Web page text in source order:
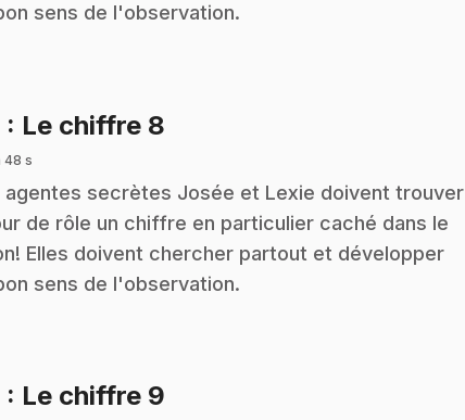
sens de l'observation.
: Le chiffre 8
48 s
agentes secrètes Josée et Lexie doivent trouver
de rôle un chiffre en particulier caché dans le
Elles doivent chercher partout et développer
sens de l'observation.
: Le chiffre 9